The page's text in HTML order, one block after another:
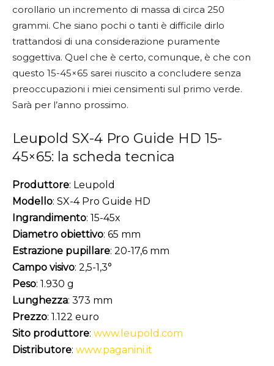
corollario un incremento di massa di circa 250
grammi. Che siano pochi o tanti è difficile dirlo
trattandosi di una considerazione puramente
soggettiva. Quel che è certo, comunque, è che con
questo 15-45×65 sarei riuscito a concludere senza
preoccupazioni i miei censimenti sul primo verde.
Sarà per l’anno prossimo.
Leupold SX-4 Pro Guide HD 15-
45×65: la scheda tecnica
Produttore: Leupold
Modello: SX-4 Pro Guide HD
Ingrandimento: 15-45x
Diametro obiettivo: 65 mm
Estrazione pupillare: 20-17,6 mm
Campo visivo: 2,5-1,3°
Peso: 1.930 g
Lunghezza: 373 mm
Prezzo: 1.122 euro
Sito produttore: www.leupold.com
Distributore: www.paganini.it